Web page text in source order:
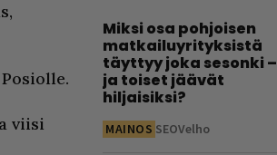
viisi
Miksi osa pohjoisen
matkailuyrityksistä
täyttyy joka sesonki –
ja toiset jäävät
hiljaisiksi?
MAINOS SEOVelho